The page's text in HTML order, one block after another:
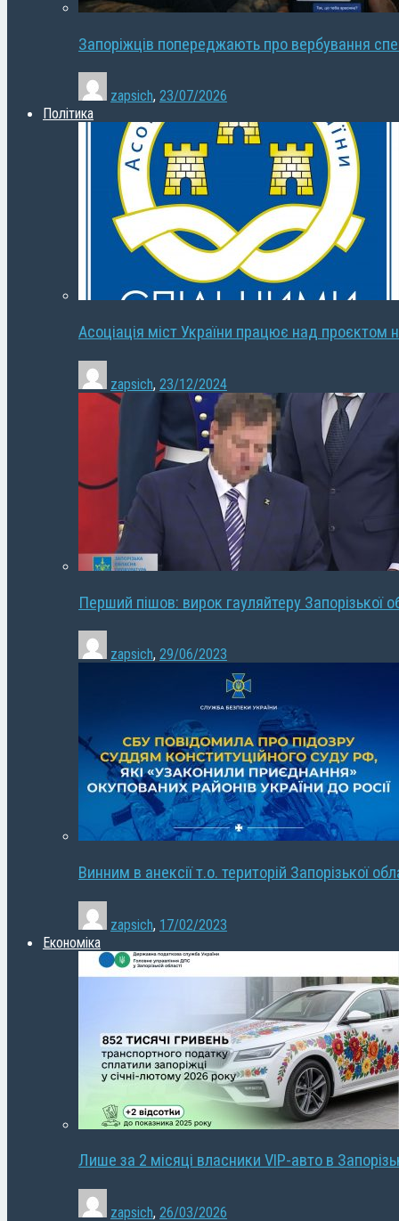
Запоріжців попереджають про вербування
zapsich, 23/07/2026
Політика
Асоціація міст України працює над проєктом
zapsich, 23/12/2024
Перший пішов: вирок гауляйтеру Запорізької
zapsich, 29/06/2023
Винним в анексії т.о. територій Запорізької
zapsich, 17/02/2023
Економіка
Лише за 2 місяці власники VIP-авто в
zapsich, 26/03/2026